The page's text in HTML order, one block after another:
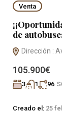
Venta
de
Dirección :
105.900€
3 1 96
Creado el: 25